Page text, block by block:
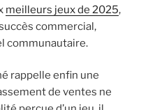
meilleurs jeux de 2025,
commercial,
communautaire.
rappelle enfin une
de ventes ne